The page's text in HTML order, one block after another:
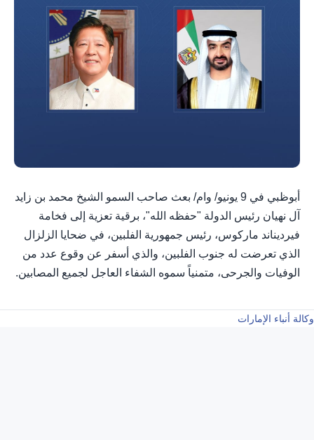
أبوظبي في 9 يونيو/ وام/ بعث صاحب السمو الشيخ محمد بن زايد
آل نهيان رئيس الدولة "حفظه الله"، برقية تعزية إلى فخامة
فيرديناند ماركوس، رئيس جمهورية الفلبين، في ضحايا الزلزال
الذي تعرضت له جنوب الفلبين، والذي أسفر عن وقوع عدد من
الوفيات والجرحى، متمنياً سموه الشفاء العاجل لجميع المصابين.
وكالة أنباء الإمارات